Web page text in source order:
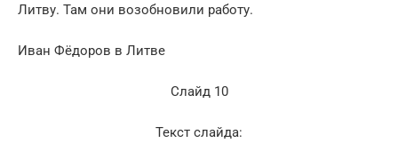
Литву. Там они возобновили работу.
Иван Фёдоров в Литве
Слайд 10
Текст слайда: